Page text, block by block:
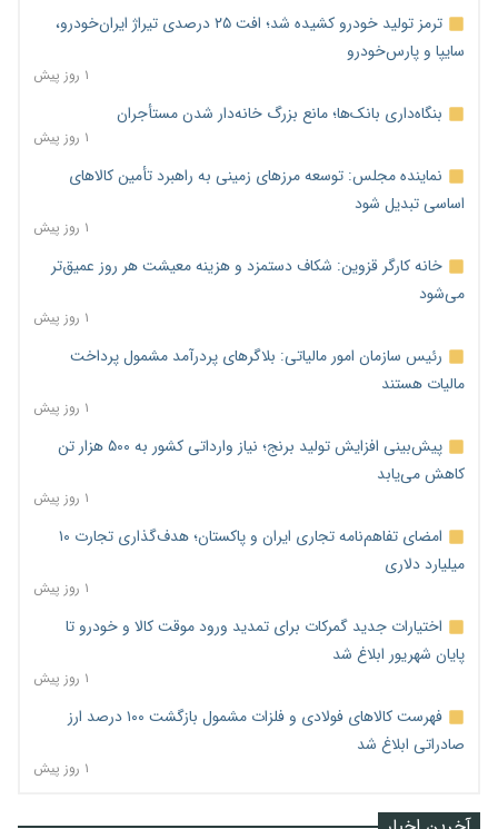
ترمز تولید خودرو کشیده شد؛ افت ۲۵ درصدی تیراژ ایران‌خودرو،
سایپا و پارس‌خودرو
۱ روز پیش
بنگاه‌داری بانک‌ها؛ مانع بزرگ خانه‌دار شدن مستأجران
۱ روز پیش
نماینده مجلس: توسعه مرزهای زمینی به راهبرد تأمین کالاهای
اساسی تبدیل شود
۱ روز پیش
خانه کارگر قزوین: شکاف دستمزد و هزینه معیشت هر روز عمیق‌تر
می‌شود
۱ روز پیش
رئیس سازمان امور مالیاتی: بلاگرهای پردرآمد مشمول پرداخت
مالیات هستند
۱ روز پیش
پیش‌بینی افزایش تولید برنج؛ نیاز وارداتی کشور به ۵۰۰ هزار تن
کاهش می‌یابد
۱ روز پیش
امضای تفاهم‌نامه تجاری ایران و پاکستان؛ هدف‌گذاری تجارت ۱۰
میلیارد دلاری
۱ روز پیش
اختیارات جدید گمرکات برای تمدید ورود موقت کالا و خودرو تا
پایان شهریور ابلاغ شد
۱ روز پیش
فهرست کالاهای فولادی و فلزات مشمول بازگشت ۱۰۰ درصد ارز
صادراتی ابلاغ شد
۱ روز پیش